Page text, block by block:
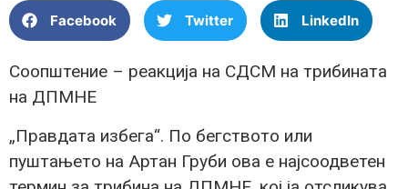
Facebook Twitter LinkedIn
Соопштение – реакција на СДСМ на трибината
на ДПМНЕ
„Правдата избега“. По бегството или
пуштањето на Артан Груби ова е најсоодветен